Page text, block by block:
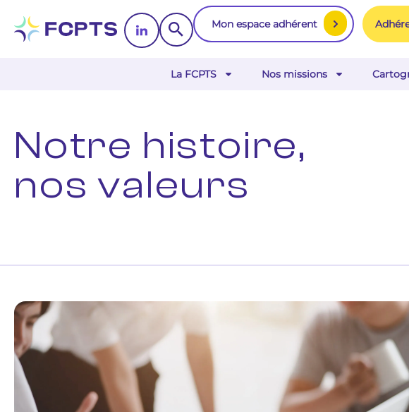
Mon espace adhérent
La FCPTS Nos missions
Notre histoire,
nos valeurs